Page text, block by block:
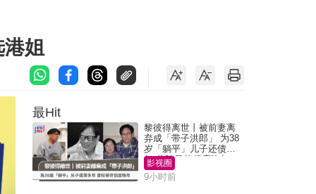
姐
最Hit
黎彼得离世丨被前妻离
弃成「带子洪郎」 为38
岁「躺平」儿子还债多
年 曾盼寻伴侣度晚年
影视圈
9小时前